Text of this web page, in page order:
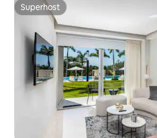
Superhost
Superhost